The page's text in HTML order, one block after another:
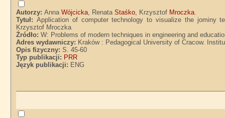
Autorzy:AnnaWójcicka, RenataStaśko, Krzysztof Mroczka.
Tytuł:Application of computer technology to visualize the jominy
Krzysztof Mroczka
Źródło:W: Problems of modern techniques in engineering and
Adres wydawniczy: Kraków : Pedagogical University of Cracow.
Opis fizyczny:S. 45-60
Typ publikacji: PRR
Język publikacji: ENG